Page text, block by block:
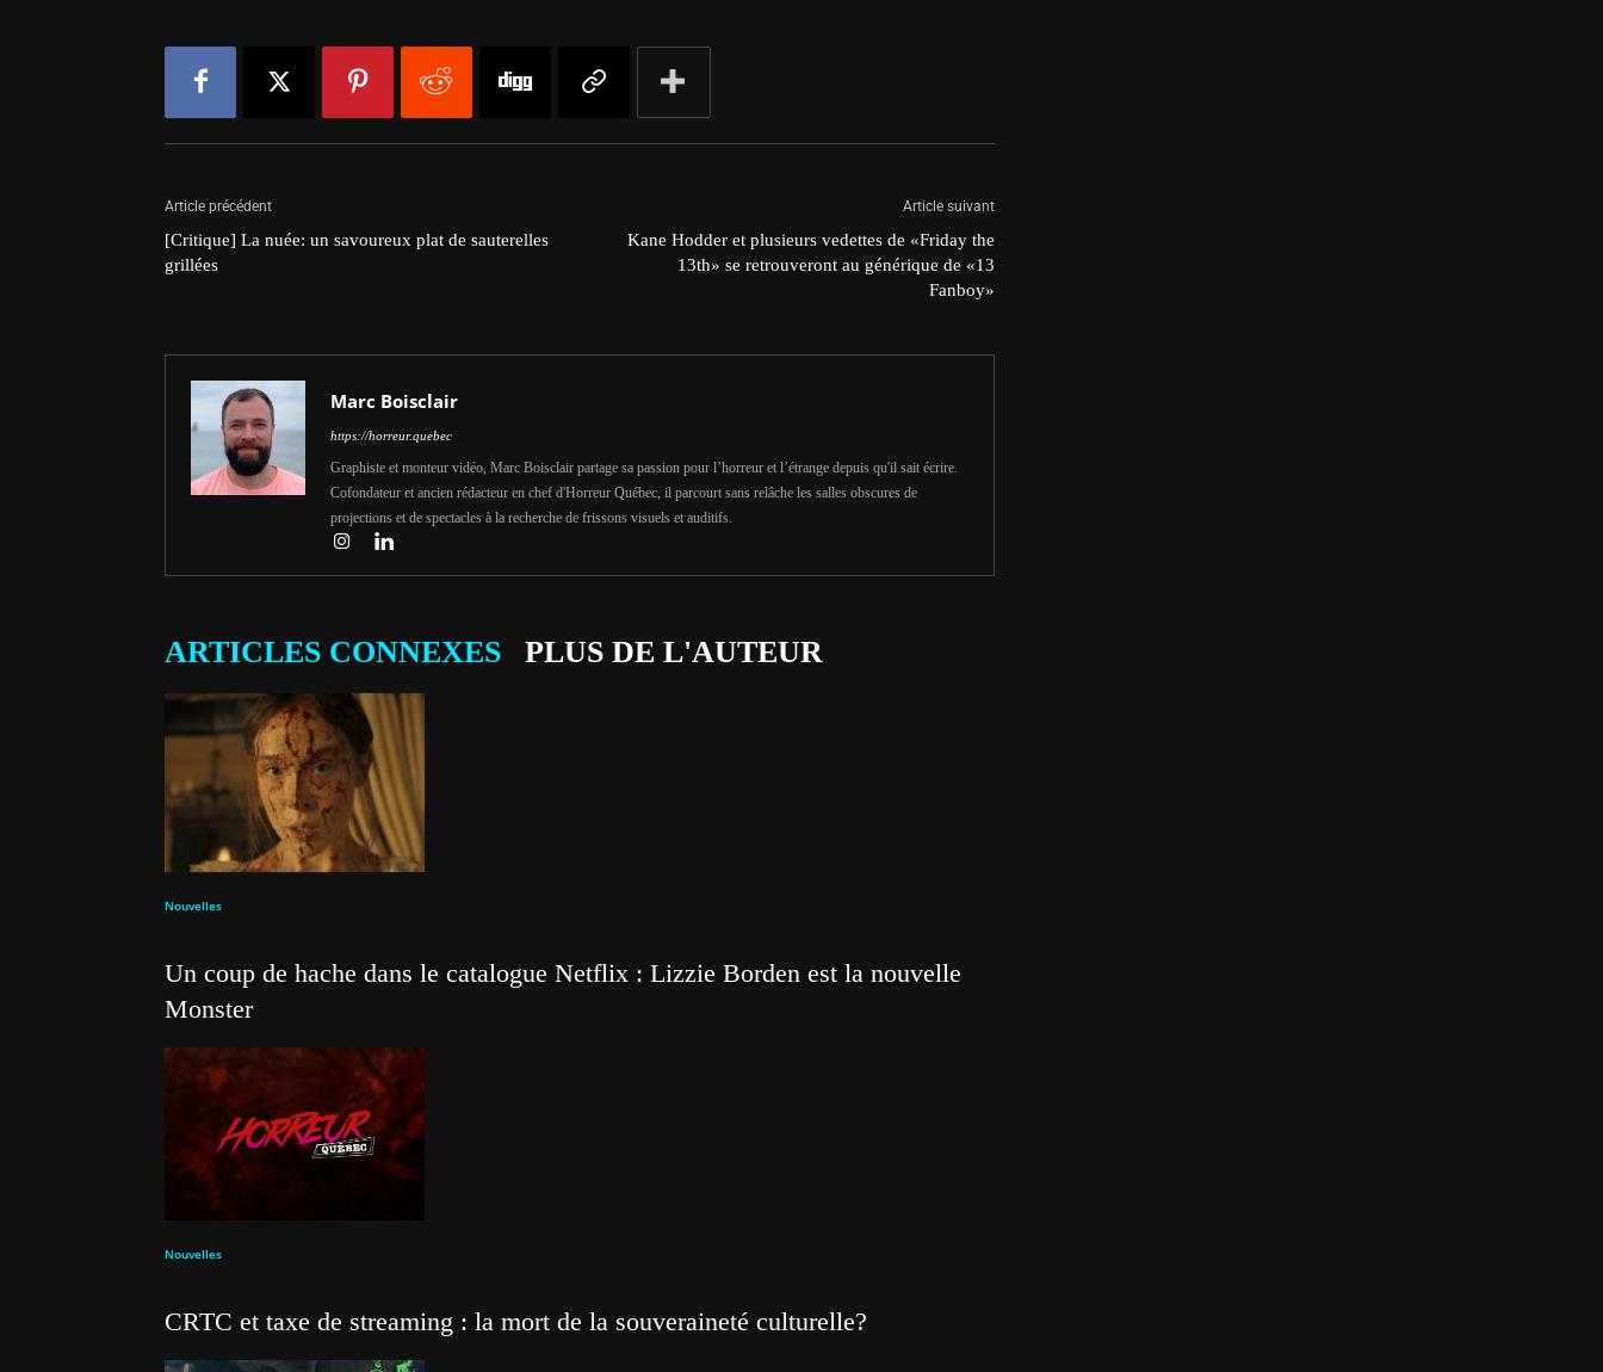
Article précédent
[Critique] La nuée: un savoureux plat de sauterelles
grillées
Article suivant
Kane Hodder et plusieurs vedettes de «Friday the
13th» se retrouveront au générique de «13
Fanboy»
Marc Boisclair
https://horreur.quebec
Graphiste et monteur vidéo, Marc Boisclair partage sa passion pour l’horreur et l’étrange depuis qu'il sait écrire.
Cofondateur et ancien rédacteur en chef d'Horreur Québec, il parcourt sans relâche les salles obscures de
projections et de spectacles à la recherche de frissons visuels et auditifs.
ARTICLES CONNEXES PLUS DE L'AUTEUR
Nouvelles
Un coup de hache dans le catalogue Netflix : Lizzie Borden est la nouvelle
Monster
Nouvelles
CRTC et taxe de streaming : la mort de la souveraineté culturelle?